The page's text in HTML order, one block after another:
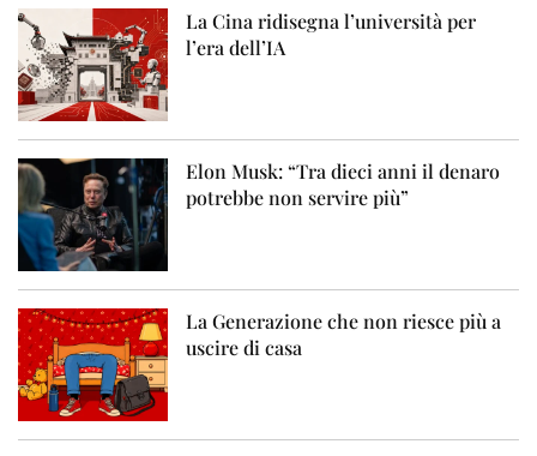
La Cina ridisegna l’università per
l’era dell’IA
Elon Musk: “Tra dieci anni il denaro
potrebbe non servire più”
La Generazione che non riesce più a
uscire di casa